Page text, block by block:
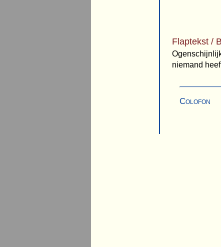
Flaptekst /
niemand
Colofon